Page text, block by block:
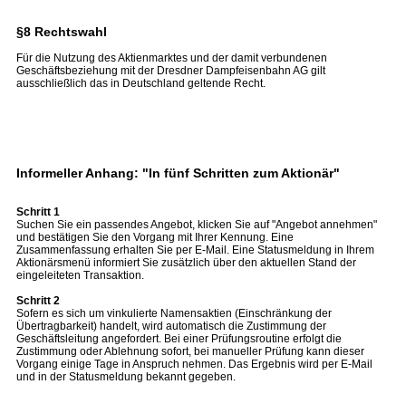
§8 Rechtswahl
Für die Nutzung des Aktienmarktes und der damit verbundenen
Geschäftsbeziehung mit der Dresdner Dampfeisenbahn AG gilt
ausschließlich das in Deutschland geltende Recht.
Informeller Anhang: "In fünf Schritten zum Aktionär"
Schritt 1
Suchen Sie ein passendes Angebot, klicken Sie auf "Angebot annehmen"
und bestätigen Sie den Vorgang mit Ihrer Kennung. Eine
Zusammenfassung erhalten Sie per E-Mail. Eine Statusmeldung in Ihrem
Aktionärsmenü informiert Sie zusätzlich über den aktuellen Stand der
eingeleiteten Transaktion.
Schritt 2
Sofern es sich um vinkulierte Namensaktien (Einschränkung der
Übertragbarkeit) handelt, wird automatisch die Zustimmung der
Geschäftsleitung angefordert. Bei einer Prüfungsroutine erfolgt die
Zustimmung oder Ablehnung sofort, bei manueller Prüfung kann dieser
Vorgang einige Tage in Anspruch nehmen. Das Ergebnis wird per E-Mail
und in der Statusmeldung bekannt gegeben.